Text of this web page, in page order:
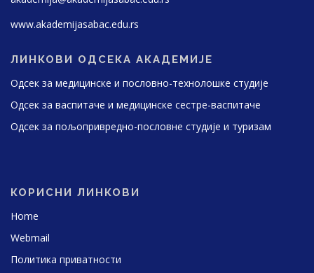
www.akademijasabac.edu.rs
ЛИНКОВИ ОДСЕКА АКАДЕМИЈЕ
Одсек за медицинске и пословно-технолошке студије
Одсек за васпитаче и медицинске сестре-васпитаче
Одсек за пољопривредно-пословне студије и туризам
КОРИСНИ ЛИНКОВИ
Home
Webmail
Политика приватности